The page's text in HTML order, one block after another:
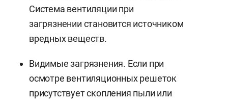
Система вентиляции при
загрязнении становится источником
вредных веществ.
Видимые загрязнения. Если при
осмотре вентиляционных решеток
присутствует скопления пыли или